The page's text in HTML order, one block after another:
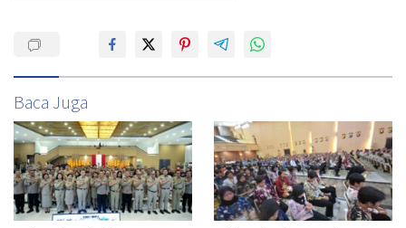
Baca Juga